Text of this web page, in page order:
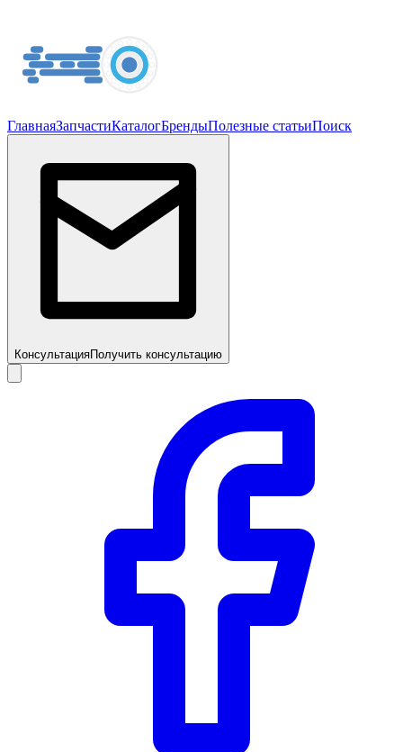
ГлавнаяЗапчастиКаталогБрендыПолезные статьиПоиск
КонсультацияПолучить консультацию